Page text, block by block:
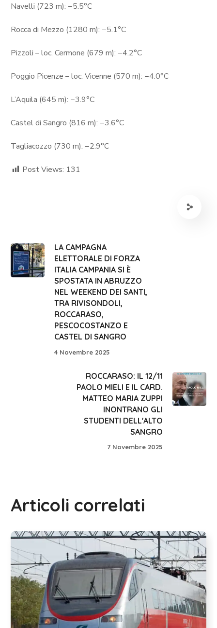
Navelli (723 m): −5.5°C
Rocca di Mezzo (1280 m): −5.1°C
Pizzoli – loc. Cermone (679 m): −4.2°C
Poggio Picenze – loc. Vicenne (570 m): −4.0°C
L’Aquila (645 m): −3.9°C
Castel di Sangro (816 m): −3.6°C
Tagliacozzo (730 m): −2.9°C
Post Views: 131
LA CAMPAGNA
ELETTORALE DI FORZA
ITALIA CAMPANIA SI È
SPOSTATA IN ABRUZZO
NEL WEEKEND DEI SANTI,
TRA RIVISONDOLI,
ROCCARASO,
PESCOCOSTANZO E
CASTEL DI SANGRO
4 Novembre 2025
ROCCARASO: IL 12/11
PAOLO MIELI E IL CARD.
MATTEO MARIA ZUPPI
INONTRANO GLI
STUDENTI DELL'ALTO
SANGRO
7 Novembre 2025
Articoli correlati